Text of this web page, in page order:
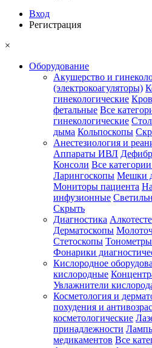
Вход
Регистрация
×
Оборудование
Акушерство и
(электрокоагуляторы)
гинекологические
фетальные Все
гинекологические
дыма Кольпоскопы
Анестезиология и
Аппараты ИВЛ
Консоли Все категории
Ларингоскопы Мешки
Мониторы пациента
инфузионные
Скрыть
Диагностика
Дерматоскопы
Стетоскопы
Фонарики
Кислородное
кислородные
Увлажнители
Косметология и
похудения и
косметологические
принадлежности
медикаментов Все